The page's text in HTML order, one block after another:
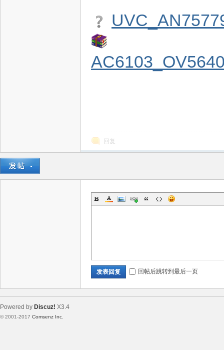
术
回复
发表回复 回帖后跳转到最后一页
Powered by Discuz! X3.4
© 2001-2017 Comsenz Inc.